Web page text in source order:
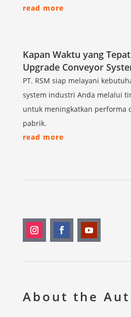
read more
Kapan Waktu yang
Upgrade Conveyor
PT. RSM siap melayani
system industri Anda melalui
untuk meningkatkan performa
pabrik.
read more
About the